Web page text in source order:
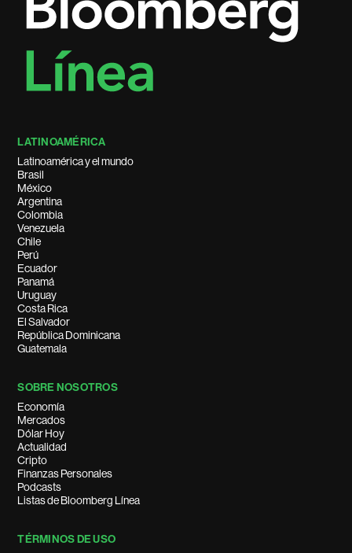
LATINOAMÉRICA
Latinoamérica y el mundo
Brasil
México
Argentina
Colombia
Venezuela
Chile
Perú
Ecuador
Panamá
Uruguay
Costa Rica
El Salvador
República Dominicana
Guatemala
SOBRE NOSOTROS
Economía
Mercados
Dólar Hoy
Actualidad
Cripto
Finanzas Personales
Podcasts
Listas de Bloomberg Línea
TÉRMINOS DE USO